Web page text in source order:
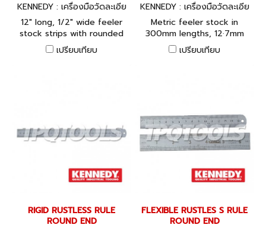
KENNEDY : เครื่องมือวัดละเอีย
ด KEN-519-0020K, KEN-519-
0030K, KEN-519-0040K, KE
N-519-0050K, KEN-519-006
0K, KEN-519-0080K, KEN-51
12" long, 1/2" wide feeler
stock strips with rounded
ends. Each piece marked
with thickness and with
เปรียบเทียบ
KENNEDY : เครื่องมือวัดละเอีย
ด KEN-519-1030K, KEN-519-1
040K, KEN-519-1050K, KEN-
519-1060K, KEN-519-1080K,
KEN-519-1100K, KEN-519-115
Metric feeler stock in
300mm lengths, 12·7mm
wide. Rounded ends. Each
piece marked with
เปรียบเทียบ
RIGID RUSTLESS RULE
ROUND END
FLEXIBLE RUSTLES S RULE
ROUND END